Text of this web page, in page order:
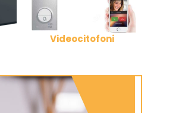
Videocitofoni